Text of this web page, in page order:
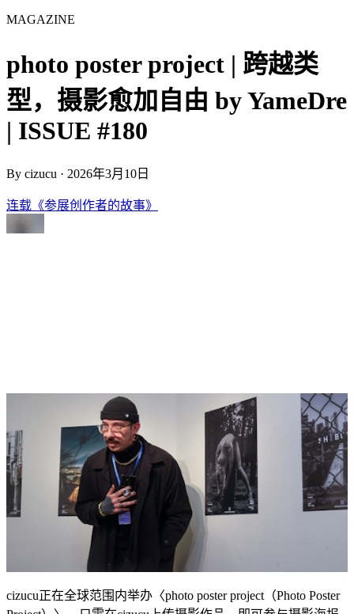
MAGAZINE
photo poster project | 跨越类
型，摄影愈加自由 by YameDre
| ISSUE #180
By cizucu · 2026年3月10日
连载《参展创作者的故事》
cizucu正在全球范围内举办〈photo poster project（Photo Poster